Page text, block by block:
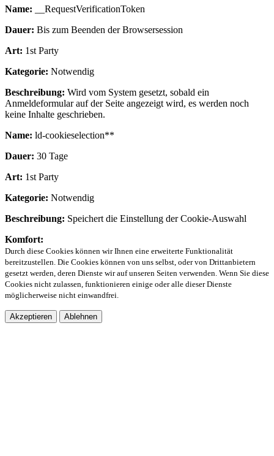
Name: __RequestVerificationToken
Dauer: Bis zum Beenden der Browsersession
Art: 1st Party
Kategorie: Notwendig
Beschreibung: Wird vom System gesetzt, sobald ein
Anmeldeformular auf der Seite angezeigt wird, es werden noch
keine Inhalte geschrieben.
Name: ld-cookieselection**
Dauer: 30 Tage
Art: 1st Party
Kategorie: Notwendig
Beschreibung: Speichert die Einstellung der Cookie-Auswahl
Komfort:
Durch diese Cookies können wir Ihnen eine erweiterte Funktionalität
bereitzustellen. Die Cookies können von uns selbst, oder von Drittanbietern
gesetzt werden, deren Dienste wir auf unseren Seiten verwenden. Wenn Sie diese
Cookies nicht zulassen, funktionieren einige oder alle dieser Dienste
möglicherweise nicht einwandfrei.
Akzeptieren Ablehnen